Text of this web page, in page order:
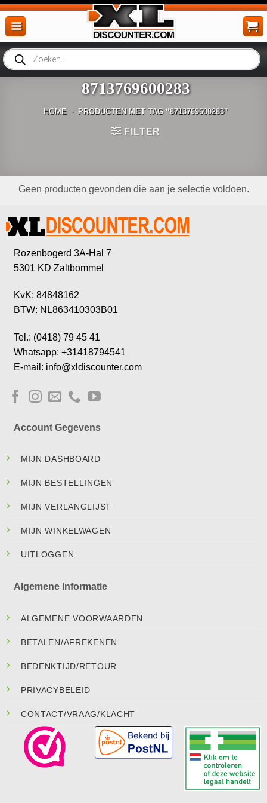
Ga
naar
inhoud
Producten
zoeken
8713769600283
HOME - PRODUCTEN MET TAG “8713769600283”
FILTER
Geen producten gevonden die aan je selectie voldoen.
Rozenbogerd 3A-Hal 7
5301 KD Zaltbommel
KvK: 84848162
BTW: NL863410303B01
Tel.: (0418) 79 45 41
Whatsapp: +31418794541
E-mail: info@xldiscounter.com
Account Gegevens
MIJN DASHBOARD
MIJN BESTELLINGEN
MIJN VERLANGLIJST
MIJN WINKELWAGEN
UITLOGGEN
Algemene Informatie
ALGEMENE VOORWAARDEN
BETALEN/AFREKENEN
BEDENKTIJD/RETOUR
PRIVACYBELEID
CONTACT/VRAAG/KLACHT